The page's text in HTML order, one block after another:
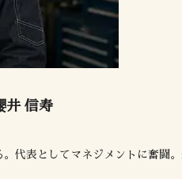
井 信寿
代表としてマネジメントに奮闘